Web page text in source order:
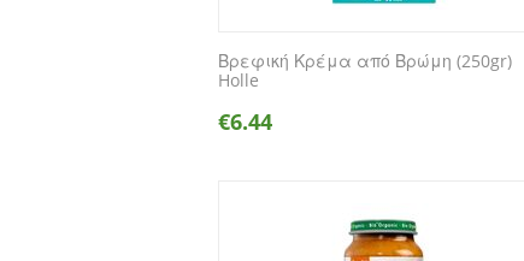
Βρεφική Κρέμα από Βρώμη (250gr)
Holle
€6.44